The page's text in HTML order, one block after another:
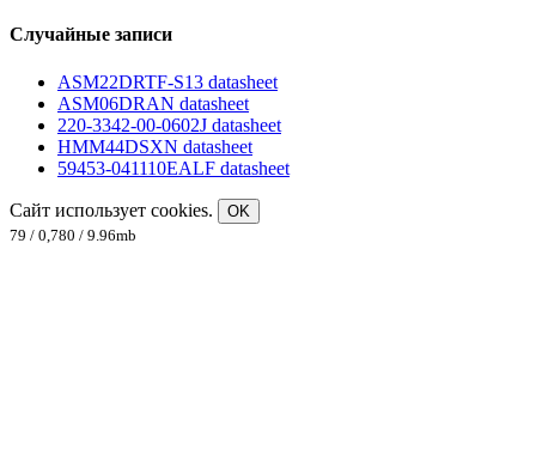
Случайные записи
ASM22DRTF-S13 datasheet
ASM06DRAN datasheet
220-3342-00-0602J datasheet
HMM44DSXN datasheet
59453-041110EALF datasheet
Сайт использует cookies.
OK
79 / 0,780 / 9.96mb